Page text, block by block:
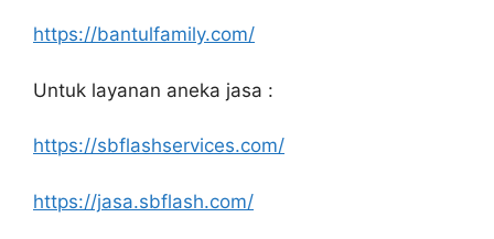
https://bantulfamily.com/
Untuk layanan aneka jasa :
https://sbflashservices.com/
https://jasa.sbflash.com/